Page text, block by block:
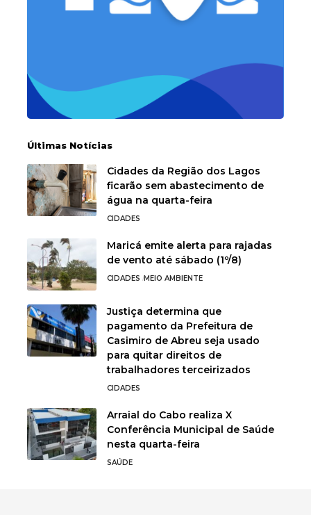
Últimas Notícias
Cidades da Região dos Lagos
ficarão sem abastecimento de
água na quarta-feira
CIDADES
Maricá emite alerta para rajadas
de vento até sábado (1º/8)
CIDADES MEIO AMBIENTE
Justiça determina que
pagamento da Prefeitura de
Casimiro de Abreu seja usado
para quitar direitos de
trabalhadores terceirizados
CIDADES
Arraial do Cabo realiza X
Conferência Municipal de Saúde
nesta quarta-feira
SAÚDE